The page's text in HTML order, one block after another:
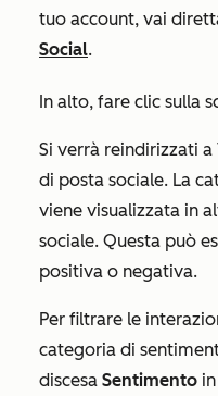
tuo account, vai
Social.
In alto, fare clic sulla
Si verrà reindirizzati a
di posta sociale. La
viene visualizzata in
sociale. Questa può
positiva o negativa.
Per filtrare le
categoria di
discesa Sentimento